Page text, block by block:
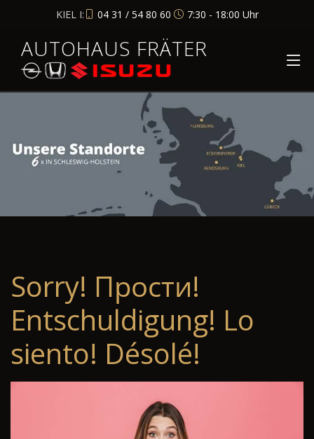
KIEL I: 04 31 / 54 80 60 7:30 - 18:00 Uhr
AUTOHAUS FRÄTER
Sorry! Прости!
Entschuldigung! Lo
siento! Désolé!